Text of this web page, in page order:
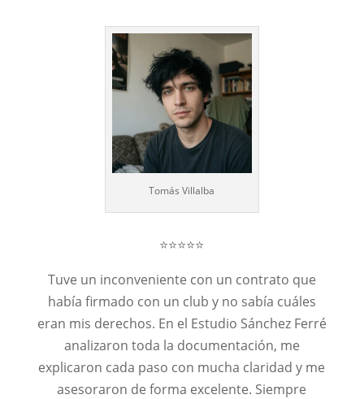
Tomás Villalba
⭐⭐⭐⭐⭐
Tuve un inconveniente con un contrato que
había firmado con un club y no sabía cuáles
eran mis derechos. En el Estudio Sánchez Ferré
analizaron toda la documentación, me
explicaron cada paso con mucha claridad y me
asesoraron de forma excelente. Siempre